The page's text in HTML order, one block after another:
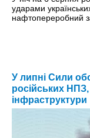
ударами
нафтопереробний
У липні Сили
російських НПЗ,
інфраструктури